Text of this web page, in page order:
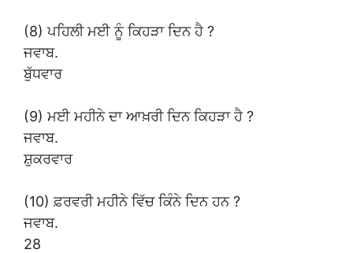
(8) ਪਹਿਲੀ ਮਈ ਨੂੰ ਕਿਹੜਾ ਦਿਨ ਹੈ ?
ਜਵਾਬ.
ਬੁੱਧਵਾਰ
(9) ਮਈ ਮਹੀਨੇ ਦਾ ਆਖ਼ਰੀ ਦਿਨ ਕਿਹੜਾ ਹੈ ?
ਜਵਾਬ.
ਸ਼ੁਕਰਵਾਰ
(10) ਫ਼ਰਵਰੀ ਮਹੀਨੇ ਵਿੱਚ ਕਿੰਨੇ ਦਿਨ ਹਨ ?
ਜਵਾਬ.
28